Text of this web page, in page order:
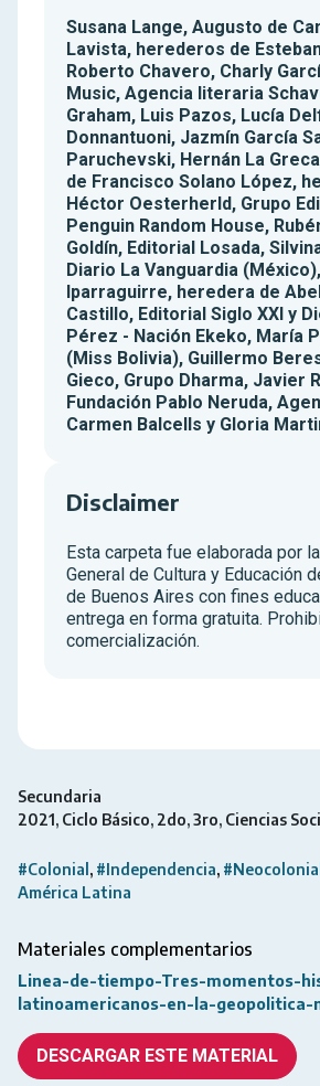
Susana Lange, Augusto de
Lavista, herederos de
Roberto Chavero, Charly
Music, Agencia literaria
Graham, Luis Pazos, Lucía
Donnantuoni, Jazmín García
Paruchevski, Hernán La
de Francisco Solano López,
Héctor Oesterherld, Grupo
Penguin Random House,
Goldín, Editorial Losada,
Diario La Vanguardia
Iparraguirre, heredera de
Castillo, Editorial Siglo XXI y
Pérez - Nación Ekeko, María
(Miss Bolivia), Guillermo
Gieco, Grupo Dharma, Javier
Fundación Pablo Neruda,
Carmen Balcells y Gloria
Disclaimer
Esta carpeta fue elaborada por
General de Cultura y Educación
de Buenos Aires con fines
entrega en forma gratuita.
comercialización.
Secundaria
2021 Ciclo Básico 2do 3ro Ciencias
#Colonial #Independencia #Neocolonial
América Latina
Materiales complementarios
Linea-de-tiempo-Tres-momentos-
latinoamericanos-en-la-geopolitica-
DESCARGAR ESTE MATERIAL